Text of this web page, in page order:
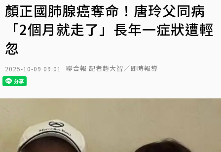
顏正國肺腺癌奪命！唐玲父同病
「2個月就走了」長年一症狀遭輕
忽
2025-10-09 09:01 聯合報 記者趙大智／即時報導